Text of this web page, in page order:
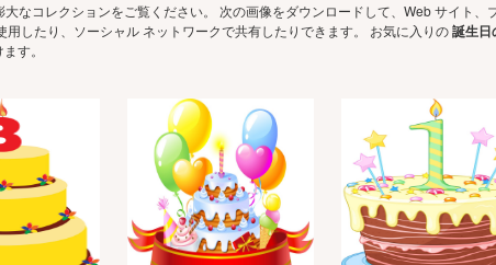
大なコレクションをご覧ください。 次の画像をダウンロードして、Web サイト、
したり、ソーシャル ネットワークで共有したりできます。 お気に入りの誕生日
す。